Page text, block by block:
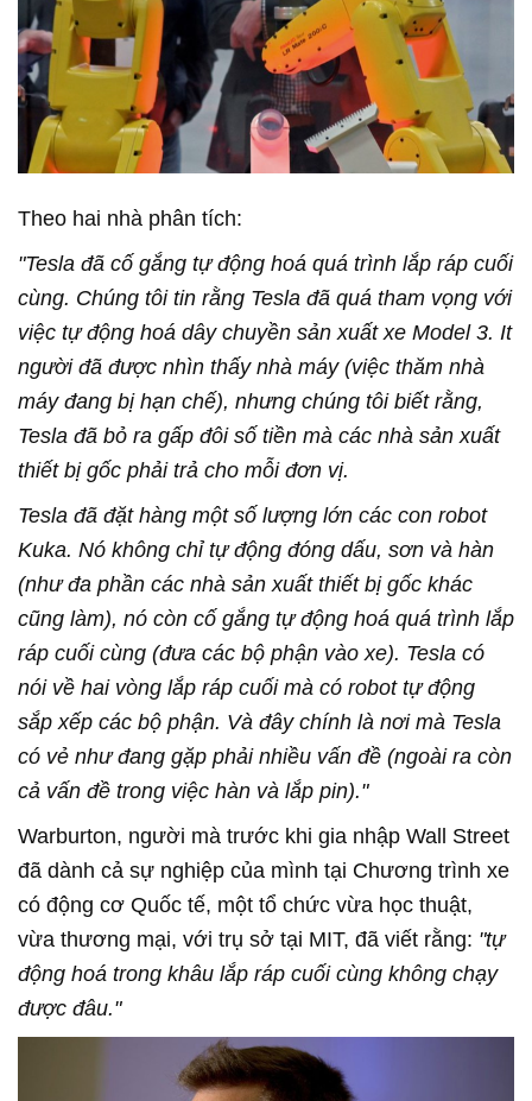
Theo hai nhà phân tích:
"Tesla đã cố gắng tự động hoá quá trình lắp ráp cuối
cùng. Chúng tôi tin rằng Tesla đã quá tham vọng với
việc tự động hoá dây chuyền sản xuất xe Model 3. It
người đã được nhìn thấy nhà máy (việc thăm nhà
máy đang bị hạn chế), nhưng chúng tôi biết rằng,
Tesla đã bỏ ra gấp đôi số tiền mà các nhà sản xuất
thiết bị gốc phải trả cho mỗi đơn vị.
Tesla đã đặt hàng một số lượng lớn các con robot
Kuka. Nó không chỉ tự động đóng dấu, sơn và hàn
(như đa phần các nhà sản xuất thiết bị gốc khác
cũng làm), nó còn cố gắng tự động hoá quá trình lắp
ráp cuối cùng (đưa các bộ phận vào xe). Tesla có
nói về hai vòng lắp ráp cuối mà có robot tự động
sắp xếp các bộ phận. Và đây chính là nơi mà Tesla
có vẻ như đang gặp phải nhiều vấn đề (ngoài ra còn
cả vấn đề trong việc hàn và lắp pin)."
Warburton, người mà trước khi gia nhập Wall Street
đã dành cả sự nghiệp của mình tại Chương trình xe
có động cơ Quốc tế, một tổ chức vừa học thuật,
vừa thương mại, với trụ sở tại MIT, đã viết rằng: "tự
động hoá trong khâu lắp ráp cuối cùng không chạy
được đâu."